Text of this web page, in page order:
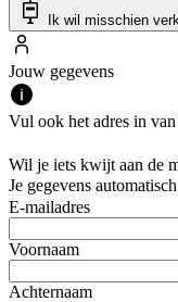
Ik wil misschien
Jouw gegevens
Vul ook het adres in
Wil je iets kwijt aan de
Je gegevens
E-mailadres
Voornaam
Achternaam